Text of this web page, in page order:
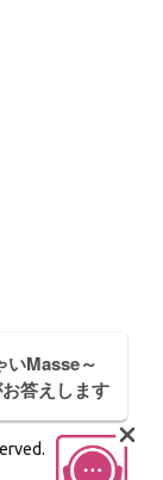
いMasse～
答えします